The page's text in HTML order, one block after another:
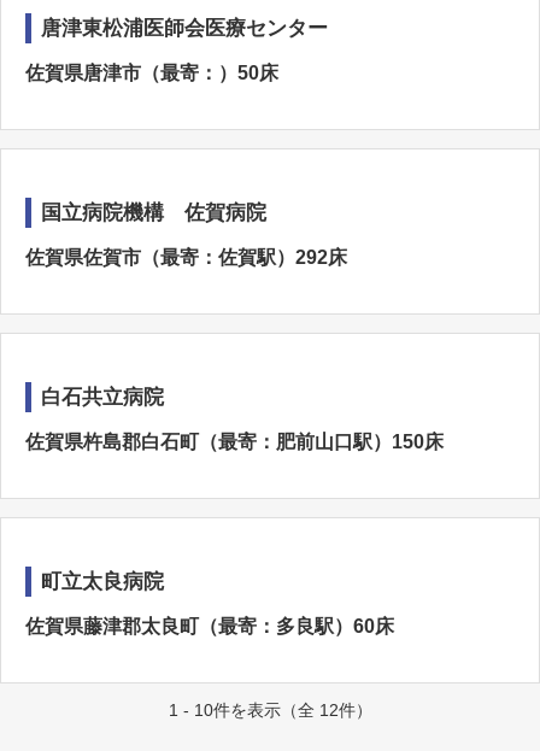
唐津東松浦医師会医療センター
佐賀県唐津市（最寄：）50床
国立病院機構 佐賀病院
佐賀県佐賀市（最寄：佐賀駅）292床
白石共立病院
佐賀県杵島郡白石町（最寄：肥前山口駅）150床
町立太良病院
佐賀県藤津郡太良町（最寄：多良駅）60床
1 - 10件を表示（全 12件）